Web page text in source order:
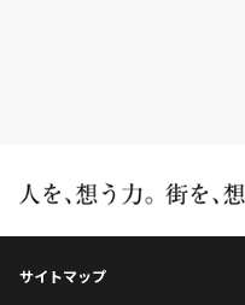
サイトマップ